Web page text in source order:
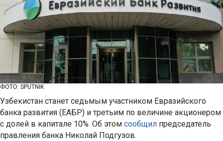
ФОТО: SPUTNIK
Узбекистан станет седьмым участником Евразийского
банка развития (ЕАБР) и третьим по величине акционером
с долей в капитале 10%. Об этом сообщил председатель
правления банка Николай Подгузов.